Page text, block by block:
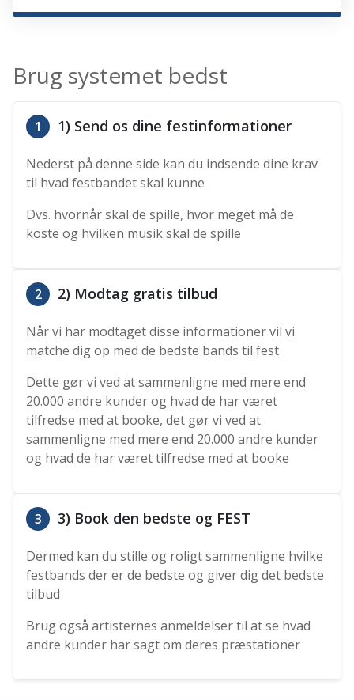
Brug systemet bedst
1 1) Send os dine festinformationer
Nederst på denne side kan du indsende dine krav
til hvad festbandet skal kunne
Dvs. hvornår skal de spille, hvor meget må de
koste og hvilken musik skal de spille
2 2) Modtag gratis tilbud
Når vi har modtaget disse informationer vil vi
matche dig op med de bedste bands til fest
Dette gør vi ved at sammenligne med mere end
20.000 andre kunder og hvad de har været
tilfredse med at booke, det gør vi ved at
sammenligne med mere end 20.000 andre kunder
og hvad de har været tilfredse med at booke
3 3) Book den bedste og FEST
Dermed kan du stille og roligt sammenligne hvilke
festbands der er de bedste og giver dig det bedste
tilbud
Brug også artisternes anmeldelser til at se hvad
andre kunder har sagt om deres præstationer